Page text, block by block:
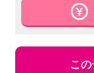
こ